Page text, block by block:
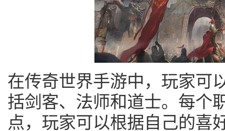
在传奇世界手游中，玩家可
括剑客、法师和道士。每个
点，玩家可以根据自己的喜